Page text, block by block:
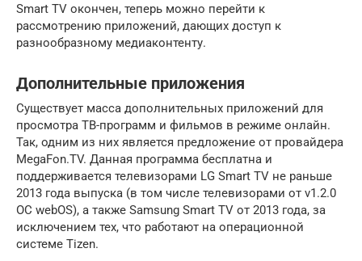
Smart TV окончен, теперь можно перейти к
рассмотрению приложений, дающих доступ к
разнообразному медиаконтенту.
Дополнительные приложения
Существует масса дополнительных приложений для
просмотра ТВ-программ и фильмов в режиме онлайн.
Так, одним из них является предложение от провайдера
MegaFon.TV. Данная программа бесплатна и
поддерживается телевизорами LG Smart TV не раньше
2013 года выпуска (в том числе телевизорами от v1.2.0
ОС webOS), а также Samsung Smart TV от 2013 года, за
исключением тех, что работают на операционной
системе Tizen.